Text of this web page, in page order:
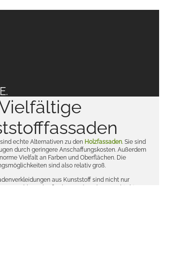
echte Alternativen zu den Holzfassaden. Sie sind
durch geringere Anschaffungskosten. Außerdem
Vielfalt an Farben und Oberflächen. Die
sind also relativ groß.
aus Kunststoff sind nicht nur
Auswahl an Oberflächen und Strukturen – bis hin zu